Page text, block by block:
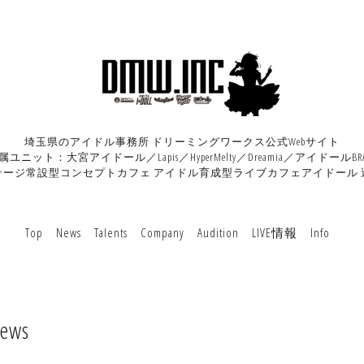
埼玉県のアイドル事務所 ドリーミングワークス公式Webサイト
ユニット：大宮アイドール／Lapis／HyperMelty／Dreamia／アイドール
ージ常設型コンセプトカフェ アイドル育成型ライブカフェアイドール
Top News Talents Company Audition LIVE情報 Info